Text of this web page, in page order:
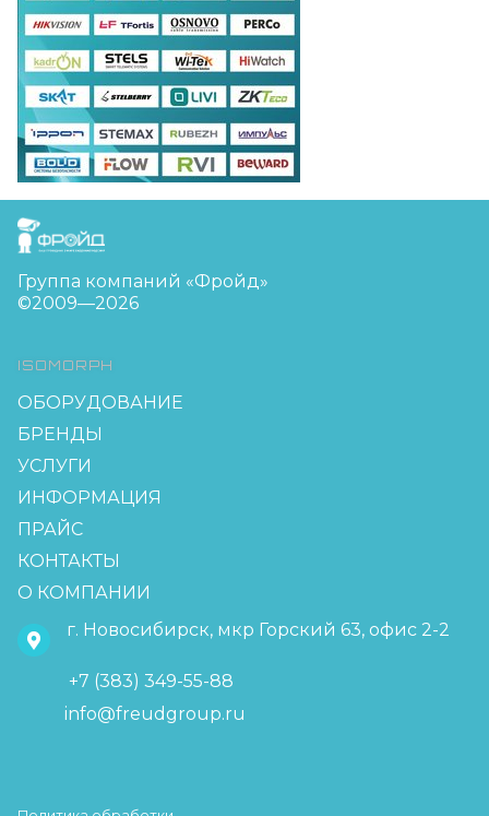
FreudGroup
Группа компаний «Фройд»
©2009—2026
ISOMORPH
ОБОРУДОВАНИЕ
БРЕНДЫ
УСЛУГИ
ИНФОРМАЦИЯ
ПРАЙС
КОНТАКТЫ
О КОМПАНИИ
г. Новосибирск, мкр Горский 63, офис 2-2
+7 (383) 349-55-88
info@freudgroup.ru